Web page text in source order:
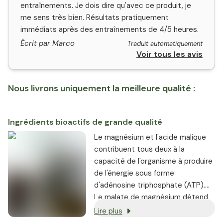
entraînements. Je dois dire qu'avec ce produit, je
me sens très bien. Résultats pratiquement
immédiats après des entraînements de 4/5 heures.
Écrit par Marco
Traduit automatiquement
Voir tous les avis
Nous livrons uniquement la meilleure qualité :
Ingrédients bioactifs de grande qualité
Le magnésium et l'acide malique
contribuent tous deux à la
capacité de l'organisme à produire
de l'énergie sous forme
d'adénosine triphosphate (ATP).
Le malate de magnésium détend
les cellules musculaires et
Lire plus